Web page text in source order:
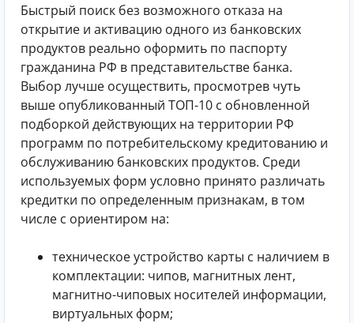
Быстрый поиск без возможного отказа на
открытие и активацию одного из банковских
продуктов реально оформить по паспорту
гражданина РФ в представительстве банка.
Выбор лучше осуществить, просмотрев чуть
выше опубликованный ТОП-10 с обновленной
подборкой действующих на территории РФ
программ по потребительскому кредитованию и
обслуживанию банковских продуктов. Среди
используемых форм условно принято различать
кредитки по определенным признакам, в том
числе с ориентиром на:
техническое устройство карты с наличием в
комплектации: чипов, магнитных лент,
магнитно-чиповых носителей информации,
виртуальных форм;